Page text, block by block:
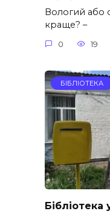
Вологий або
краще? –
0 19
БІБЛІОТЕКА
Бібліотека